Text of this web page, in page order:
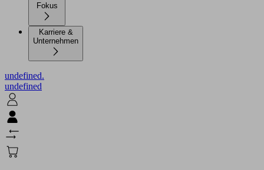
Karriere &
Unternehmen
undefined.
undefined